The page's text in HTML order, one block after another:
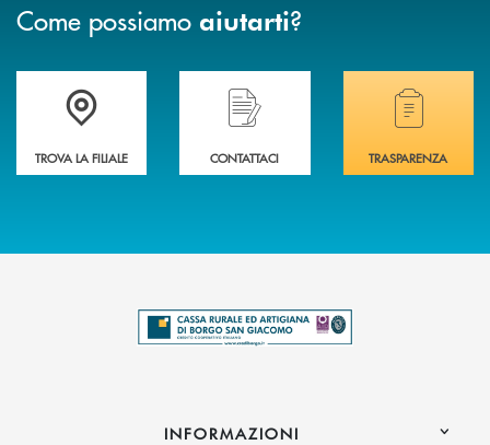
Come possiamo aiutarti?
Trova la filiale più vicina a te .
TROVA LA FILIALE
Hai bisogno di assistenza immediata?
CONTATTACI
Hai bisogno di
TRASPARENZA
INFORMAZIONI